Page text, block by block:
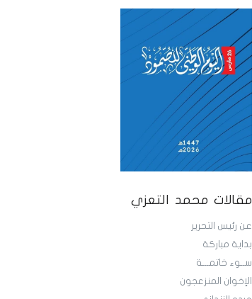
مقالات محمد التعزي
عن رئيس التحرير
بداية مباركة
ســوء خاتمـــة
الإخوان المنزعجون